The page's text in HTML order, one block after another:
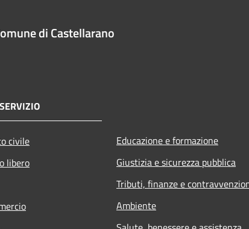
di Castellarano
civile
libero
Educazione e formazione
Giustizia e sicurezza pubblica
Tributi, finanze e
Ambiente